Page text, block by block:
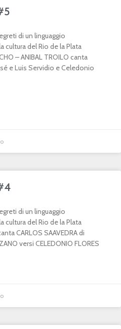
di un linguaggio
del Rio de la Plata
– ANIBAL TROILO canta
e Luis Servidio e Celedonio
di un linguaggio
del Rio de la Plata
CARLOS SAAVEDRA di
versi CELEDONIO FLORES